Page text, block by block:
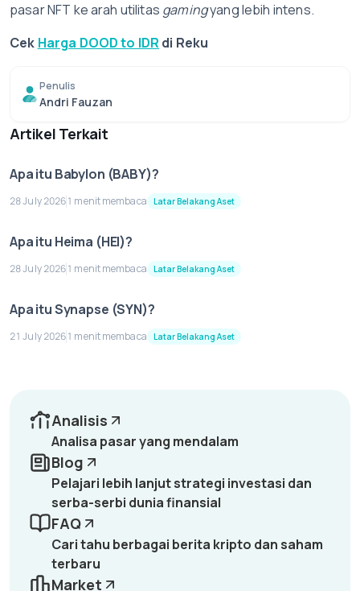
pasar NFT ke arah utilitas gamingyang lebih intens.
Cek Harga DOOD to IDR di Reku
Penulis
Andri Fauzan
Artikel Terkait
Apa itu Babylon (BABY)?
28 July 20261 menit membaca Latar Belakang Aset
Apa itu Heima (HEI)?
28 July 20261 menit membaca Latar Belakang Aset
Apa itu Synapse (SYN)?
21 July 20261 menit membaca Latar Belakang Aset
Analisis
Analisa pasar yang mendalam
Blog
Pelajari lebih lanjut strategi investasi dan
serba-serbi dunia finansial
FAQ
Cari tahu berbagai berita kripto dan saham
terbaru
Market